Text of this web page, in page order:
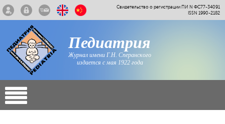
Свидетельство о регистрации ПИ N ФС77-34091
ISSN 1990-2182
Педиатрия
Журнал имени Г.Н. Сперанского
издается с мая 1922 года